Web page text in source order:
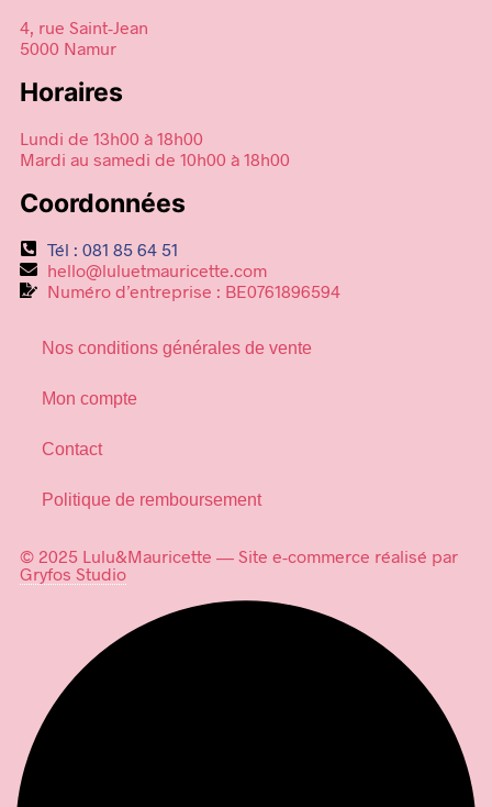
4, rue Saint-Jean
5000 Namur
Horaires
Lundi de 13h00 à 18h00
Mardi au samedi de 10h00 à 18h00
Coordonnées
Tél : 081 85 64 51
hello@luluetmauricette.com
Numéro d’entreprise : BE0761896594
Nos conditions générales de vente
Mon compte
Contact
Politique de remboursement
© 2025 Lulu&Mauricette — Site e-commerce réalisé par
Gryfos Studio